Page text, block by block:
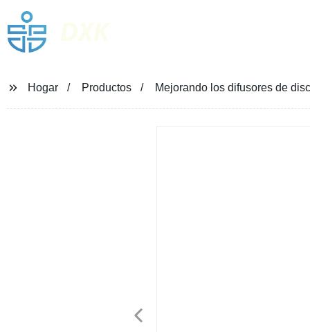
Hogar Productos Mejorando los difusores de